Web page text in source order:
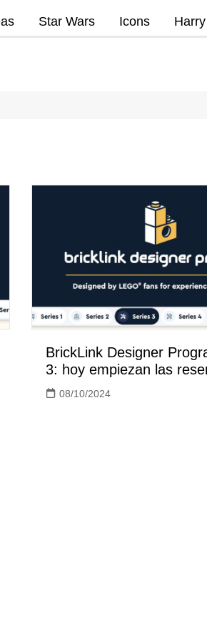
Star Wars Icons
BrickLink Designer
3: hoy empiezan las
08/10/2024